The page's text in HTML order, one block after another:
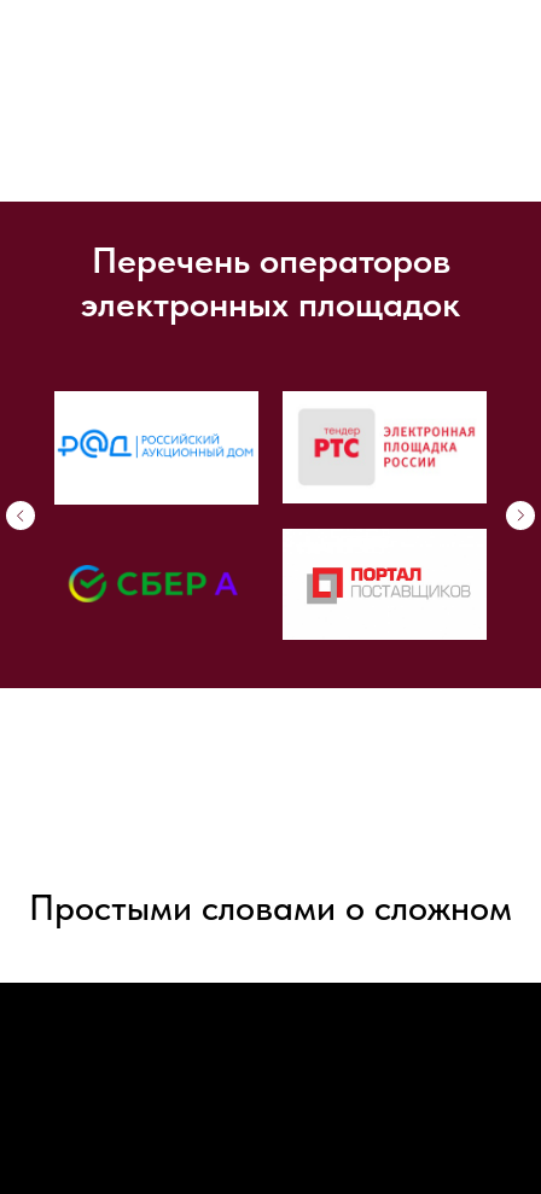
Перечень операторов
электронных площадок
Простыми словами о сложном